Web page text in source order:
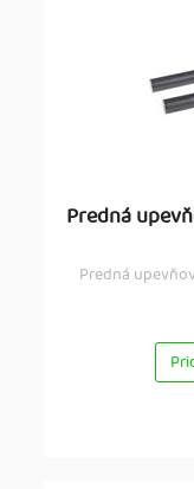
Predná
Predná